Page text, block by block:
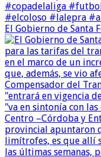
El Gobierno de Santa